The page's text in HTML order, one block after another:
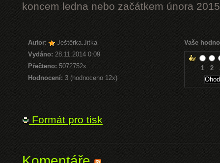
koncem ledna nebo začátkem února
Autor:
Ještěrka.Jitka
Vydáno: 28.11.2014 0:09
Přečteno:5072752x
Hodnocení: 3 (hodnoceno 12x)
Vaše
1 2
Formát pro tisk